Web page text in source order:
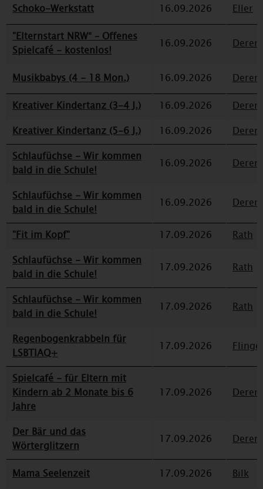
Schoko-Werkstatt 16.09.2026
Eller
"Elternstart NRW“ – Offenes
Spielcafé - kostenlos!
16.09.2026
Musikbabys (4 - 18 Mon.) 16.09.2026
Kreativer Kindertanz (3-4 J.)
16.09.2026
Kreativer Kindertanz (5-6 J.)
16.09.2026
Schlaufüchse - Wir kommen
bald in die Schule!
16.09.2026
Schlaufüchse - Wir kommen
bald in die Schule!
16.09.2026
"Fit im Kopf" 17.09.2026
Rath
Schlaufüchse - Wir kommen
bald in die Schule!
17.09.2026 Rath
Schlaufüchse - Wir kommen
bald in die Schule!
17.09.2026 Rath
Regenbogenkrabbeln für
LSBTIAQ+
17.09.2026
Spielcafé - für Eltern mit
Kindern ab 2 Monate bis 6
Jahre
17.09.2026
Der Bär und das
Wörterglitzern
17.09.2026
Mama Seelenzeit 17.09.2026 Bilk